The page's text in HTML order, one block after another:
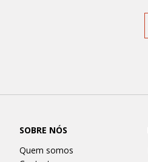
SOBRE NÓS
Quem somos